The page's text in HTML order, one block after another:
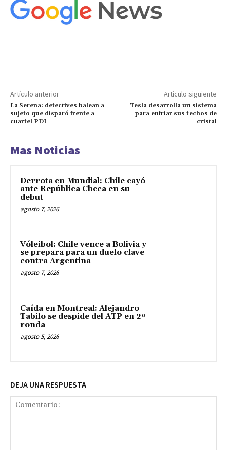
Artículo anterior
La Serena: detectives balean a
sujeto que disparó frente a
cuartel PDI
Artículo siguiente
Tesla desarrolla un sistema
para enfriar sus techos de
cristal
Mas Noticias
Derrota en Mundial: Chile cayó
ante República Checa en su
debut
agosto 7, 2026
Vóleibol: Chile vence a Bolivia y
se prepara para un duelo clave
contra Argentina
agosto 7, 2026
Caída en Montreal: Alejandro
Tabilo se despide del ATP en 2ª
ronda
agosto 5, 2026
DEJA UNA RESPUESTA